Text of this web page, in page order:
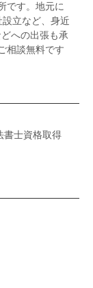
です。地元に
立など、身近
への出張も承
相談無料です
書士資格取得